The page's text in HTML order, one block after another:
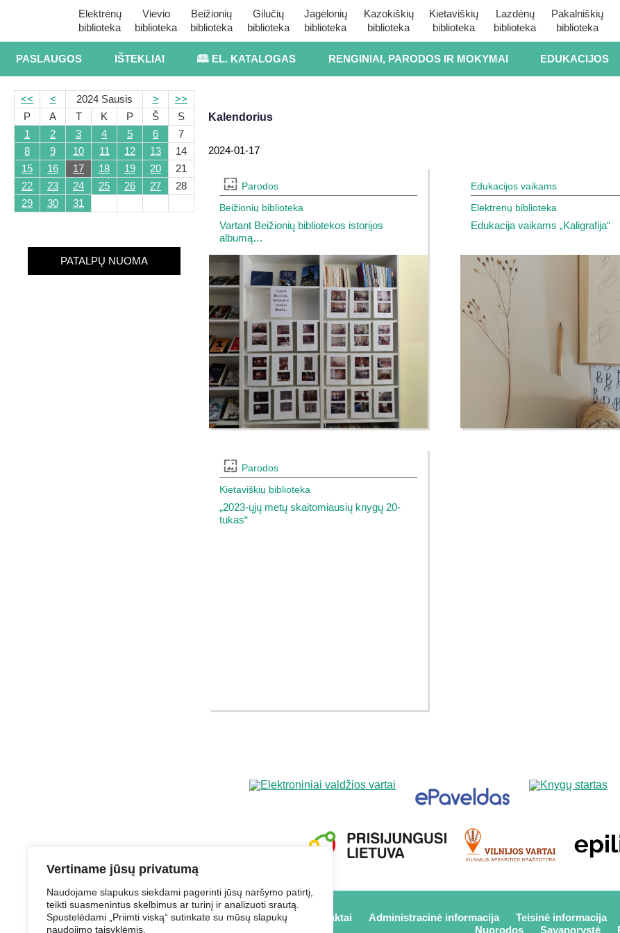
Vertiname jūsų privatumą
Naudojame slapukus siekdami pagerinti jūsų naršymo patirtį,
teikti suasmenintus skelbimus ar turinį ir analizuoti srautą.
Spustelėdami „Priimti viską“ sutinkate su mūsų slapukų
naudojimo taisyklėmis.
Elektrėnų
biblioteka
Vievio
biblioteka
Beižionių
biblioteka
Gilučių
biblioteka
Jagėlonių
biblioteka
Kazokiškių
biblioteka
Kietaviškių
biblioteka
Lazdėnų
biblioteka
Pakalniškių
biblioteka
PASLAUGOS IŠTEKLIAI 🕮 EL. KATALOGAS RENGINIAI, PARODOS IR MOKYMAI EDUKACIJOS
<< < 2024 Sausis >
>>
P
A T K P Š
S
1
2 3 4 5 6
7
8
9 10 11 12 13
14
15
16 17 18 19 20
21
22
23 24 25 26 27
28
29
30 31
PATALPŲ NUOMA
Kalendorius
2024-01-17
Parodos
Beižionių biblioteka
Vartant Beižionių bibliotekos istorijos
albumą…
Edukacijos vaikams
Elektrėnų biblioteka
Edukacija vaikams „Kaligrafija“
Parodos
Kietaviškių biblioteka
„2023-ųjų metų skaitomiausių knygų 20-
tukas“
Struktūra ir kontaktai Administracinė informacija Teisinė informacija
Nuorodos
Savanorystė